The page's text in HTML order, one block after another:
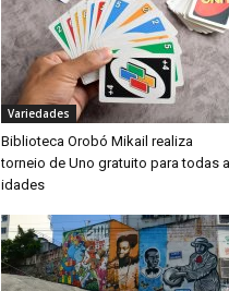
Variedades
Biblioteca Orobó Mikail realiza
torneio de Uno gratuito para todas
idades